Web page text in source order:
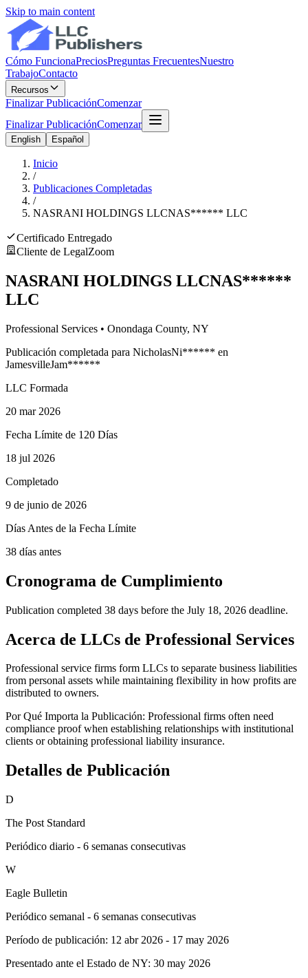
Skip to main content
Cómo FuncionaPreciosPreguntas FrecuentesNuestro
TrabajoContacto
Recursos
Finalizar PublicaciónComenzar
Finalizar PublicaciónComenzar
English Español
Inicio
/
Publicaciones Completadas
/
NASRANI HOLDINGS LLCNAS****** LLC
Certificado Entregado
Cliente de LegalZoom
NASRANI HOLDINGS LLCNAS******
LLC
Professional Services • Onondaga County, NY
Publicación completada para NicholasNi****** en
JamesvilleJam******
LLC Formada
20 mar 2026
Fecha Límite de 120 Días
18 jul 2026
Completado
9 de junio de 2026
Días Antes de la Fecha Límite
38 días antes
Cronograma de Cumplimiento
Publication completed 38 days before the July 18, 2026 deadline.
Acerca de LLCs de Professional Services
Professional service firms form LLCs to separate business liabilities
from personal assets while maintaining flexibility in how profits are
distributed to owners.
Por Qué Importa la Publicación: Professional firms often need
compliance proof when establishing relationships with institutional
clients or obtaining professional liability insurance.
Detalles de Publicación
D
The Post Standard
Periódico diario - 6 semanas consecutivas
W
Eagle Bulletin
Periódico semanal - 6 semanas consecutivas
Período de publicación: 12 abr 2026 - 17 may 2026
Presentado ante el Estado de NY: 30 may 2026